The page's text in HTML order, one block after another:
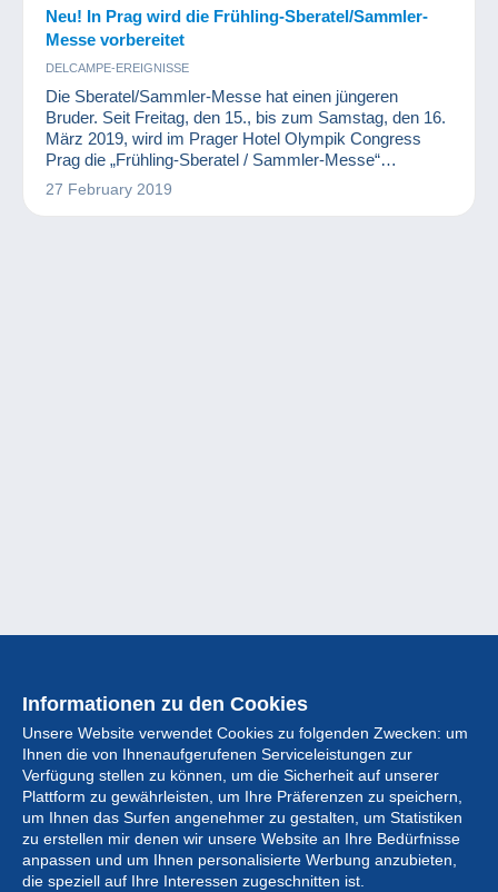
Neu! In Prag wird die Frühling-Sberatel/Sammler-
Messe vorbereitet
DELCAMPE-EREIGNISSE
Die Sberatel/Sammler-Messe hat einen jüngeren
Bruder. Seit Freitag, den 15., bis zum Samstag, den 16.
März 2019, wird im Prager Hotel Olympik Congress
Prag die „Frühling-Sberatel / Sammler-Messe“
veranstaltet. Die Nomenklatur besteht aus Münzen,
Medaillen, Banknoten, Briefmarken, Ansichtskarten und
27 February 2019
Informationen zu den Cookies
Unsere Website verwendet Cookies zu folgenden Zwecken: um
Ihnen die von Ihnenaufgerufenen Serviceleistungen zur
Verfügung stellen zu können, um die Sicherheit auf unserer
Plattform zu gewährleisten, um Ihre Präferenzen zu speichern,
um Ihnen das Surfen angenehmer zu gestalten, um Statistiken
zu erstellen mir denen wir unsere Website an Ihre Bedürfnisse
anpassen und um Ihnen personalisierte Werbung anzubieten,
die speziell auf Ihre Interessen zugeschnitten ist.
Sammlung